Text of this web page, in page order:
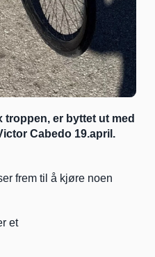
troppen, er byttet ut med
Cabedo 19.april.
frem til å kjøre noen
et